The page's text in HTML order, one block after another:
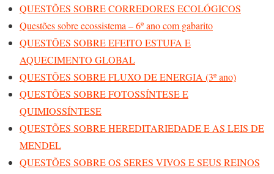
QUESTÕES SOBRE CORREDORES ECOLÓGICOS
Questões sobre ecossistema – 6º ano com gabarito
QUESTÕES SOBRE EFEITO ESTUFA E
AQUECIMENTO GLOBAL
QUESTÕES SOBRE FLUXO DE ENERGIA (3º ano)
QUESTÕES SOBRE FOTOSSÍNTESE E
QUIMIOSSÍNTESE
QUESTÕES SOBRE HEREDITARIEDADE E AS LEIS DE
MENDEL
QUESTÕES SOBRE OS SERES VIVOS E SEUS REINOS